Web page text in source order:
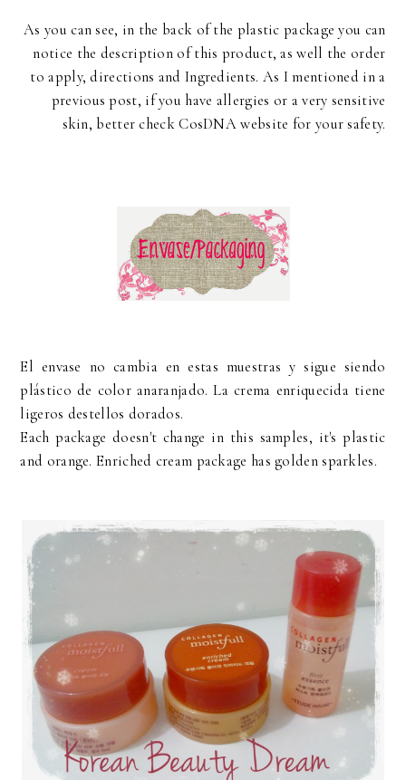
As you can see, in the back of the plastic package you can
notice the description of this product, as well the order
to apply, directions and Ingredients. As I mentioned in a
previous post, if you have allergies or a very sensitive
skin, better check CosDNA website for your safety.
El envase no cambia en estas muestras y sigue siendo
plástico de color anaranjado. La crema enriquecida tiene
ligeros destellos dorados.
Each package doesn't change in this samples, it's plastic
and orange. Enriched cream package has golden sparkles.